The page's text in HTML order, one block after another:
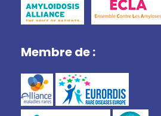
Membre de :